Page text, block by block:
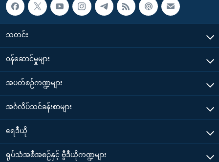
သတင်း
၀န်ဆောင်မှုများ
အပတ်စဉ်ကဏ္ဍများ
အင်္ဂလိပ်သင်ခန်းစာများ
ရေဒီယို
ရုပ်သံအစီအစဉ်နှင့် ဗွီဒီယိုကဏ္ဍများ